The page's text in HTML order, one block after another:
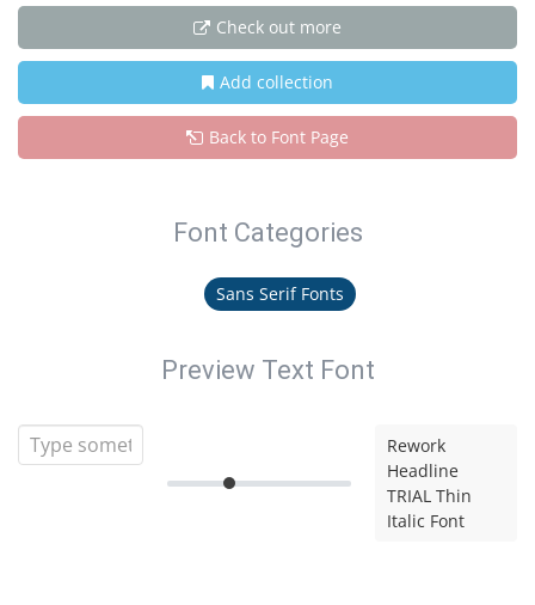
Check out more
Add collection
Back to Font Page
Font Categories
Sans Serif Fonts
Preview Text Font
Rework
Headline
TRIAL Thin
Italic Font